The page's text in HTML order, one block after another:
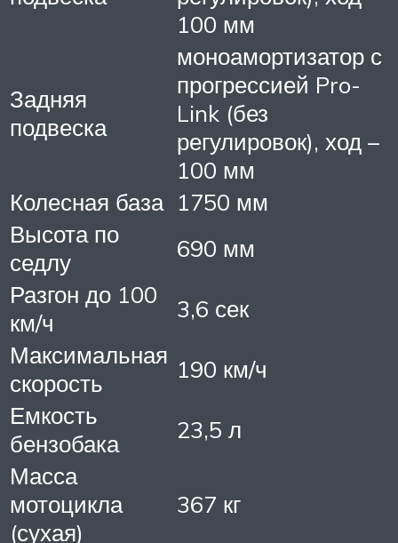
100 мм
Задняя
подвеска
моноамортизатор с
прогрессией Pro-
Link (без
регулировок), ход –
100 мм
Колесная база 1750 мм
Высота по
седлу
690 мм
Разгон до 100
км/ч
3,6 сек
Максимальная
скорость
190 км/ч
Емкость
бензобака
23,5 л
Масса
мотоцикла
(сухая)
367 кг